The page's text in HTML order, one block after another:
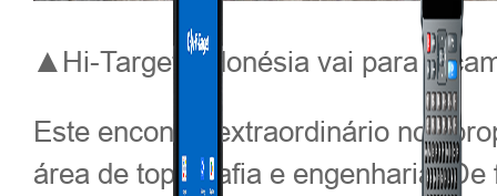
▲Hi-Target Indonésia vai para o
Este encontro extraordinário nos
área de topografia e engenharia.